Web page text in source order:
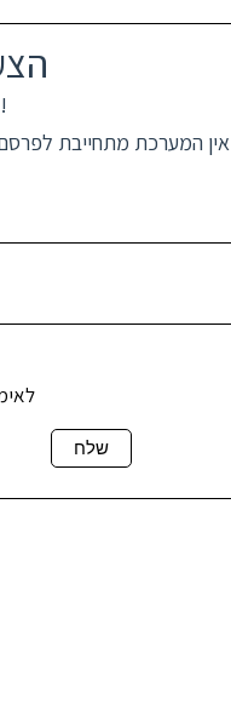
תודה על הדברים!
אין המערכת מתחייבת
שלח